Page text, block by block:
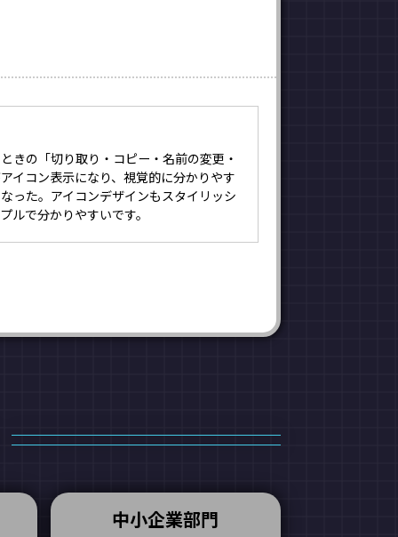
きの「切り取り・コピー・名前の変更・
イコン表示になり、視覚的に分かりやす
った。アイコンデザインもスタイリッシ
ルで分かりやすいです。
中小企業部門